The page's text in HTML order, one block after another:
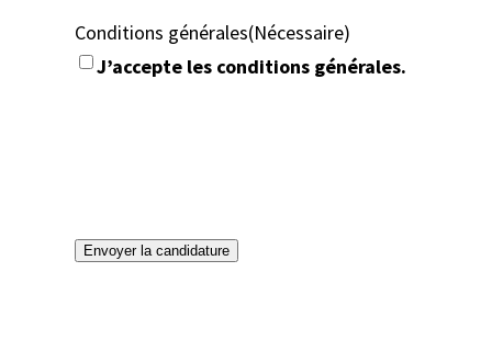
Conditions générales(Nécessaire)
J’accepte les conditions générales.
Envoyer la candidature